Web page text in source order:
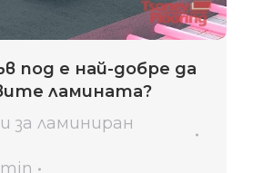
под е най-добре да
ламината?
за ламиниран